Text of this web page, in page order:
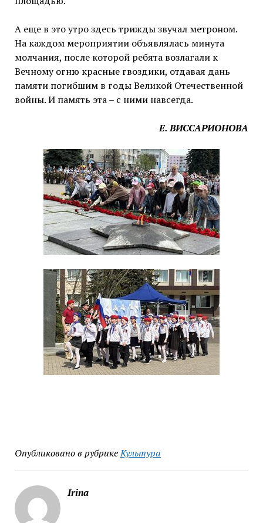
А еще в это утро здесь трижды звучал метроном.
На каждом мероприятии объявлялась минута
молчания, после которой ребята возлагали к
Вечному огню красные гвоздики, отдавая дань
памяти погибшим в годы Великой Отечественной
войны. И память эта – с ними навсегда.
Е. ВИССАРИОНОВА
Опубликовано в рубрикеКультура
Irina